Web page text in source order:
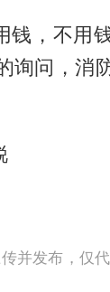
钱，不用
询问，消
并发布，仅